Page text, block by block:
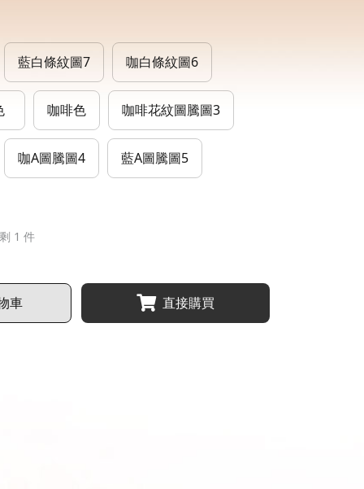
藍白條紋圖7 咖白條紋圖6
咖啡色 咖啡花紋圖騰圖3
咖A圖騰圖4 藍A圖騰圖5
1 件
車 直接購買